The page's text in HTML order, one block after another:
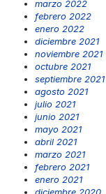
marzo 2022
febrero 2022
enero 2022
diciembre 2021
noviembre 2021
octubre 2021
septiembre 2021
agosto 2021
julio 2021
junio 2021
mayo 2021
abril 2021
marzo 2021
febrero 2021
enero 2021